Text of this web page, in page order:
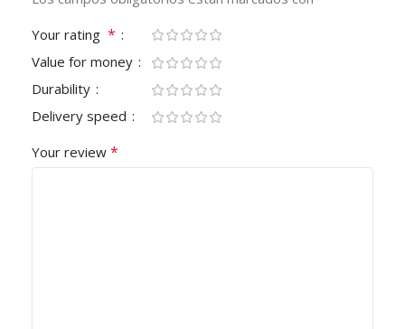
Your rating *
Value for money
Durability
Delivery speed
Your review *